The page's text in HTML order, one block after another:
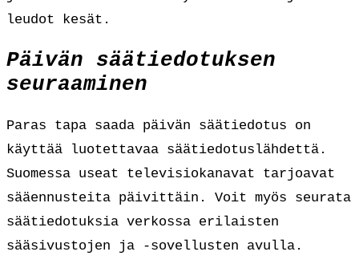
leudot kesät.
Päivän säätiedotuksen
seuraaminen
Paras tapa saada päivän säätiedotus on
käyttää luotettavaa säätiedotuslähdettä.
Suomessa useat televisiokanavat tarjoavat
sääennusteita päivittäin. Voit myös seurata
säätiedotuksia verkossa erilaisten
sääsivustojen ja -sovellusten avulla.